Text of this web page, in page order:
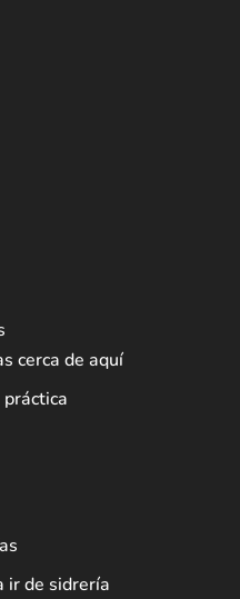
cerca de aquí
ir de sidrería